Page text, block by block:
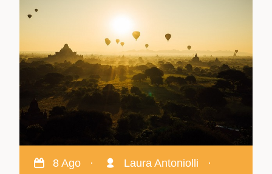
8 Ago · Laura Antoniolli
·